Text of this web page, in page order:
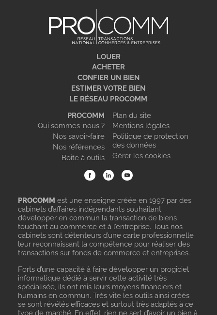
LOUER
ACHETER
CONFIER UN BIEN
ESTIMER VOTRE BIEN
LE RÉSEAU PROCOMM
PROCOMM
Qui sommes-nous ?
Nos savoir-faire
Nos références
Boite à outils
Plan du site
Mentions légales
Politique de protection
des données
Gérer les cookies
PROCOMM est une enseigne créée en 1997 par des
cabinets d’affaires indépendants souhaitant
développer en commun la transaction de biens
touchant au commerce et à l’entreprise. Tous nos
cabinets sont détenteurs d’une carte professionnelle
leur reconnaissant la compétence pour réaliser des
transactions sur fonds de commerce et entreprises.
Forts d’une capacité à faire développer un progiciel
informatique dédié à servir cette activité très
spécialisée, ils ont mis leurs moyens financiers et
humains en commun. Très vite les outils ainsi créés
se sont révélés efficaces et surtout très adaptés à ce
type de marché. En effet, rien ne sert d’avoir un bien à